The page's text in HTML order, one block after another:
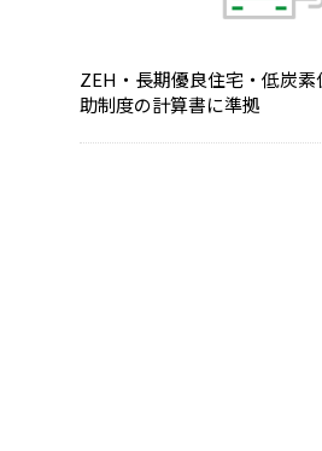
ZEH・長期優良住宅・低炭
助制度の計算書に準拠